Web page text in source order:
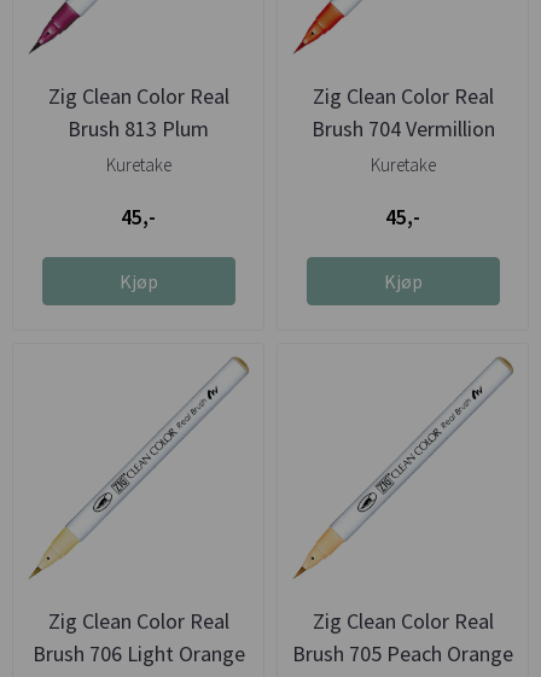
Zig Clean Color Real
Brush 813 Plum
Kuretake
45,-
Kjøp
Zig Clean Color Real
Brush 704 Vermillion
Kuretake
45,-
Kjøp
Zig Clean Color Real
Brush 706 Light Orange
Zig Clean Color Real
Brush 705 Peach Orange